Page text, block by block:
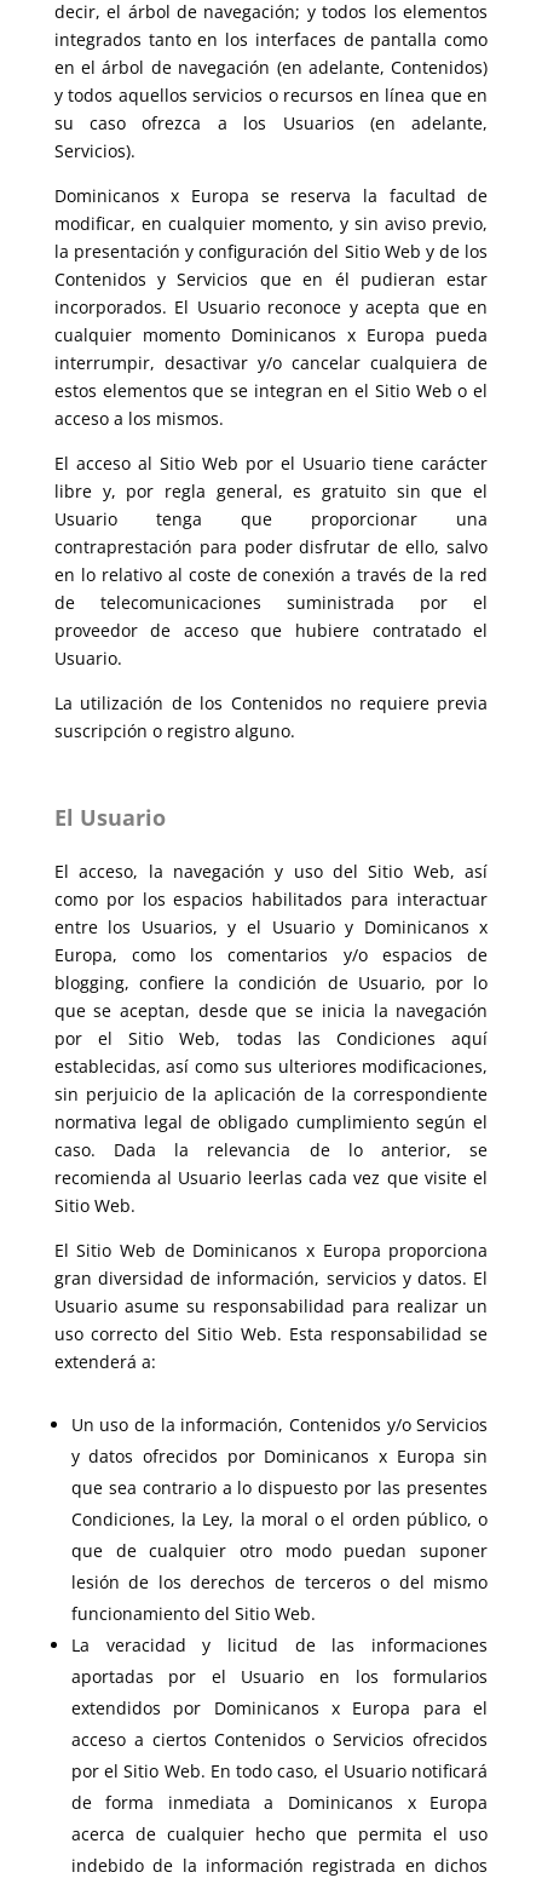
decir, el árbol de navegación; y todos los elementos
integrados tanto en los interfaces de pantalla como
en el árbol de navegación (en adelante, Contenidos)
y todos aquellos servicios o recursos en línea que en
su caso ofrezca a los Usuarios (en adelante,
Servicios).
Dominicanos x Europa se reserva la facultad de
modificar, en cualquier momento, y sin aviso previo,
la presentación y configuración del Sitio Web y de los
Contenidos y Servicios que en él pudieran estar
incorporados. El Usuario reconoce y acepta que en
cualquier momento Dominicanos x Europa pueda
interrumpir, desactivar y/o cancelar cualquiera de
estos elementos que se integran en el Sitio Web o el
acceso a los mismos.
El acceso al Sitio Web por el Usuario tiene carácter
libre y, por regla general, es gratuito sin que el
Usuario tenga que proporcionar una
contraprestación para poder disfrutar de ello, salvo
en lo relativo al coste de conexión a través de la red
de telecomunicaciones suministrada por el
proveedor de acceso que hubiere contratado el
Usuario.
La utilización de los Contenidos no requiere previa
suscripción o registro alguno.
El Usuario
El acceso, la navegación y uso del Sitio Web, así
como por los espacios habilitados para interactuar
entre los Usuarios, y el Usuario y Dominicanos x
Europa, como los comentarios y/o espacios de
blogging, confiere la condición de Usuario, por lo
que se aceptan, desde que se inicia la navegación
por el Sitio Web, todas las Condiciones aquí
establecidas, así como sus ulteriores modificaciones,
sin perjuicio de la aplicación de la correspondiente
normativa legal de obligado cumplimiento según el
caso. Dada la relevancia de lo anterior, se
recomienda al Usuario leerlas cada vez que visite el
Sitio Web.
El Sitio Web de Dominicanos x Europa proporciona
gran diversidad de información, servicios y datos. El
Usuario asume su responsabilidad para realizar un
uso correcto del Sitio Web. Esta responsabilidad se
extenderá a:
Un uso de la información, Contenidos y/o Servicios
y datos ofrecidos por Dominicanos x Europa sin
que sea contrario a lo dispuesto por las presentes
Condiciones, la Ley, la moral o el orden público, o
que de cualquier otro modo puedan suponer
lesión de los derechos de terceros o del mismo
funcionamiento del Sitio Web.
La veracidad y licitud de las informaciones
aportadas por el Usuario en los formularios
extendidos por Dominicanos x Europa para el
acceso a ciertos Contenidos o Servicios ofrecidos
por el Sitio Web. En todo caso, el Usuario notificará
de forma inmediata a Dominicanos x Europa
acerca de cualquier hecho que permita el uso
indebido de la información registrada en dichos